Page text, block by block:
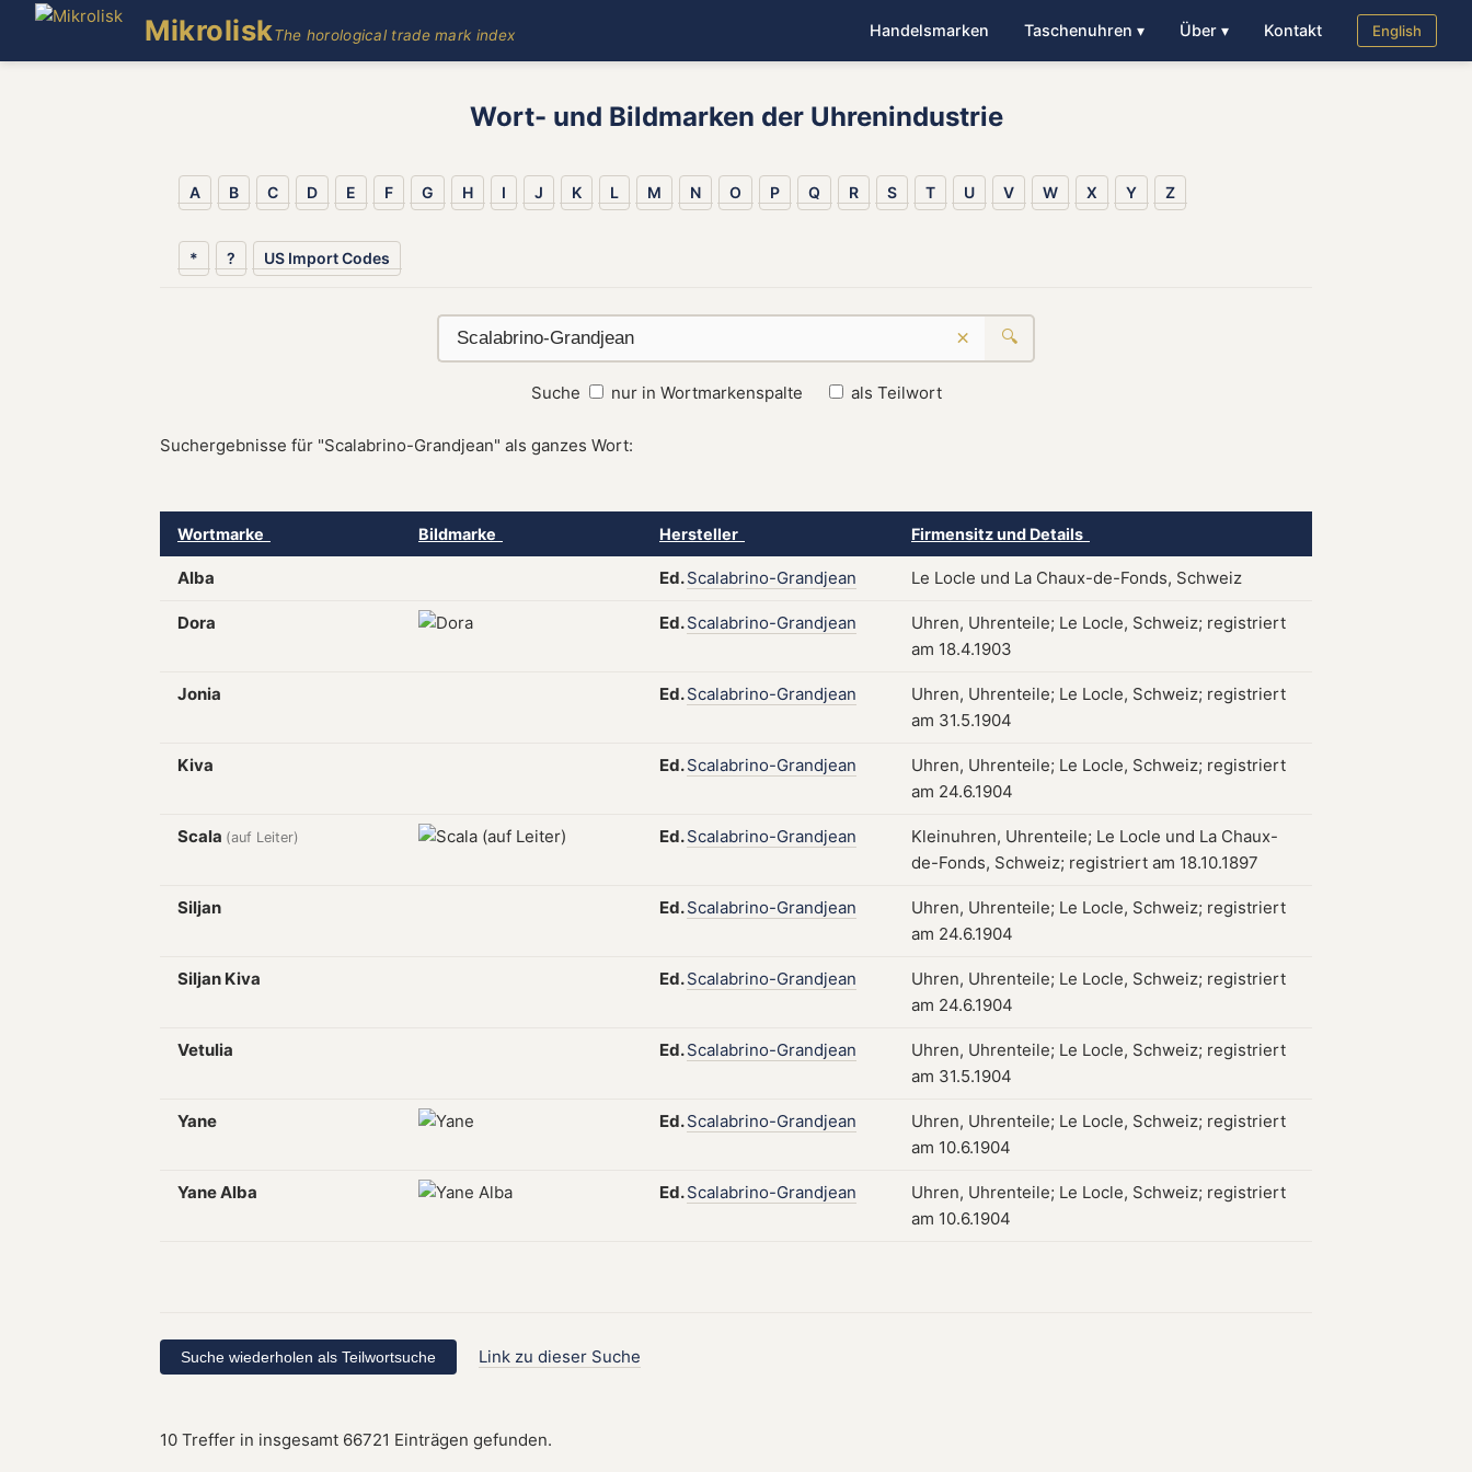
MikroliskThe horological trade mark index Handelsmarken Taschenuhren ▾ Über ▾ Kontakt English
Wort- und Bildmarken der Uhrenindustrie
A B C D E F G H I J K L M N O P Q R S T U V W X Y Z
* ? US Import Codes
× 🔍
Suche nur in Wortmarkenspalte als Teilwort
Suchergebnisse für "Scalabrino-Grandjean" als ganzes Wort:
Wortmarke Bildmarke Hersteller Firmensitz und Details
Alba Ed.Scalabrino-Grandjean Le Locle und La Chaux-de-Fonds, Schweiz
Dora Ed.Scalabrino-Grandjean
Uhren, Uhrenteile; Le Locle, Schweiz; registriert
am 18.4.1903
Jonia Ed.Scalabrino-Grandjean
Uhren, Uhrenteile; Le Locle, Schweiz; registriert
am 31.5.1904
Kiva Ed.Scalabrino-Grandjean
Uhren, Uhrenteile; Le Locle, Schweiz; registriert
am 24.6.1904
Scala (auf Leiter) Ed.Scalabrino-Grandjean
Kleinuhren, Uhrenteile; Le Locle und La Chaux-
de-Fonds, Schweiz; registriert am 18.10.1897
Siljan Ed.Scalabrino-Grandjean
Uhren, Uhrenteile; Le Locle, Schweiz; registriert
am 24.6.1904
Siljan Kiva Ed.Scalabrino-Grandjean
Uhren, Uhrenteile; Le Locle, Schweiz; registriert
am 24.6.1904
Vetulia Ed.Scalabrino-Grandjean
Uhren, Uhrenteile; Le Locle, Schweiz; registriert
am 31.5.1904
Yane Ed.Scalabrino-Grandjean
Uhren, Uhrenteile; Le Locle, Schweiz; registriert
am 10.6.1904
Yane Alba Ed.Scalabrino-Grandjean
Uhren, Uhrenteile; Le Locle, Schweiz; registriert
am 10.6.1904
Link zu dieser Suche
10 Treffer in insgesamt 66721 Einträgen gefunden.